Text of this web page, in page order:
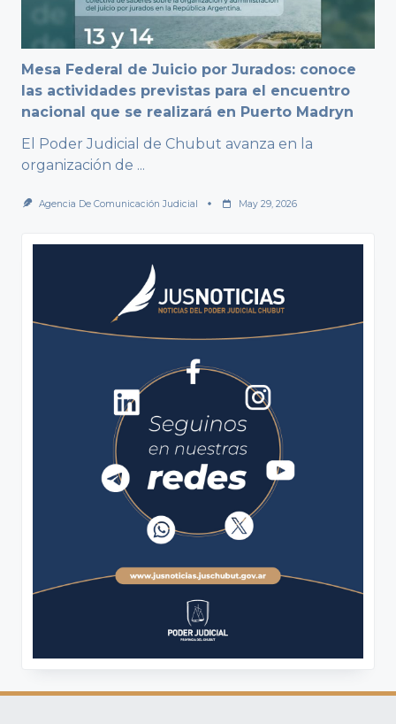
Mesa Federal de Juicio por Jurados: conoce
las actividades previstas para el encuentro
nacional que se realizará en Puerto Madryn
El Poder Judicial de Chubut avanza en la
organización de ...
Agencia De Comunicación Judicial May 29, 2026